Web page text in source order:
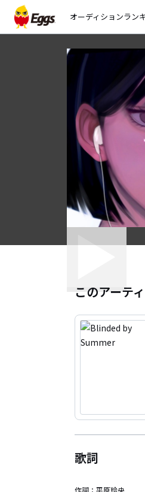
オーディションラン
このアーテ
歌詞
作詞： 平原玲央